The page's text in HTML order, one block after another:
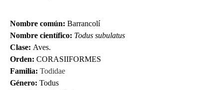
Nombre común: Barrancolí
Nombre científico: Todus subulatus
Clase: Aves.
Orden: CORASIIFORMES
Familia: Todidae
Género: Todus